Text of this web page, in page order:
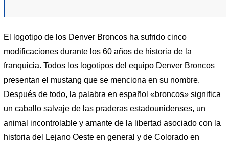
El logotipo de los Denver Broncos ha sufrido cinco
modificaciones durante los 60 años de historia de la
franquicia. Todos los logotipos del equipo Denver Broncos
presentan el mustang que se menciona en su nombre.
Después de todo, la palabra en español «broncos» significa
un caballo salvaje de las praderas estadounidenses, un
animal incontrolable y amante de la libertad asociado con la
historia del Lejano Oeste en general y de Colorado en